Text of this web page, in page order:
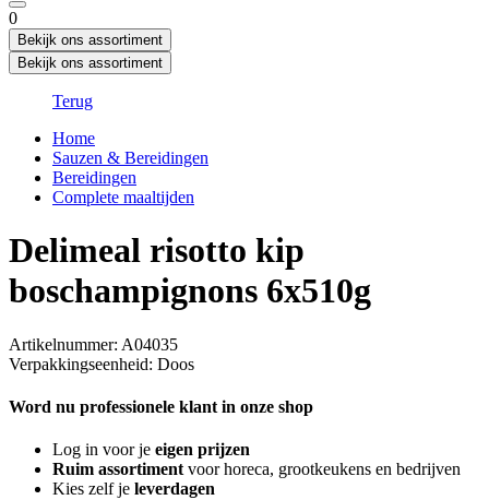
0
Bekijk ons assortiment
Bekijk ons assortiment
Terug
Home
Sauzen & Bereidingen
Bereidingen
Complete maaltijden
Delimeal risotto kip
boschampignons 6x510g
Artikelnummer: A04035
Verpakkingseenheid: Doos
Word nu professionele klant in onze shop
Log in voor je eigen prijzen
Ruim assortimentvoor horeca, grootkeukens en bedrijven
Kies zelf je leverdagen